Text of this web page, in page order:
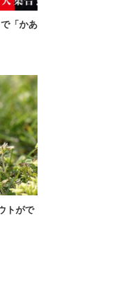
「かあ
トがで